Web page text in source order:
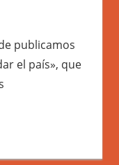
publicamos
el país», que